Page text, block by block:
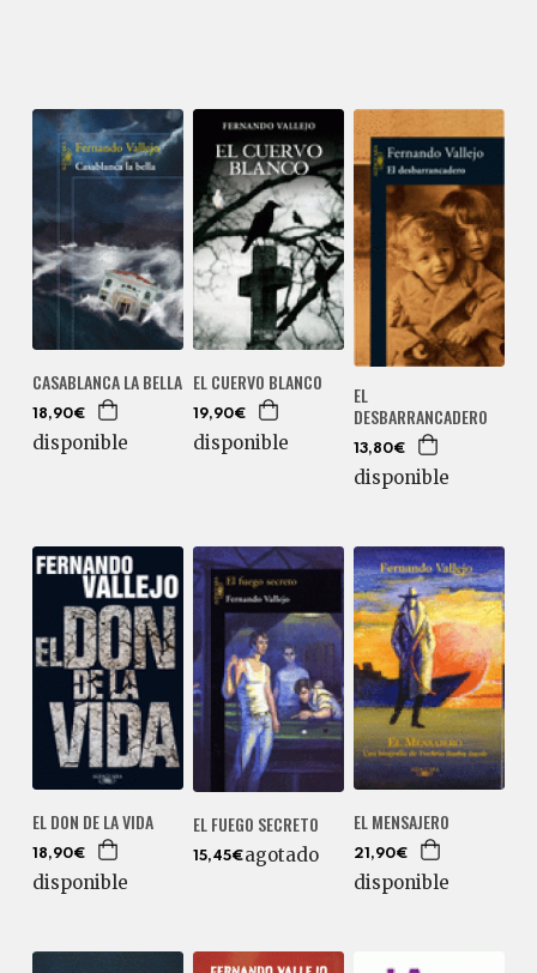
CASABLANCA LA BELLA
18,90€
disponible
EL CUERVO BLANCO
19,90€
disponible
EL
DESBARRANCADERO
13,80€
disponible
EL DON DE LA VIDA
18,90€
disponible
EL FUEGO SECRETO
15,45€agotado
EL MENSAJERO
21,90€
disponible